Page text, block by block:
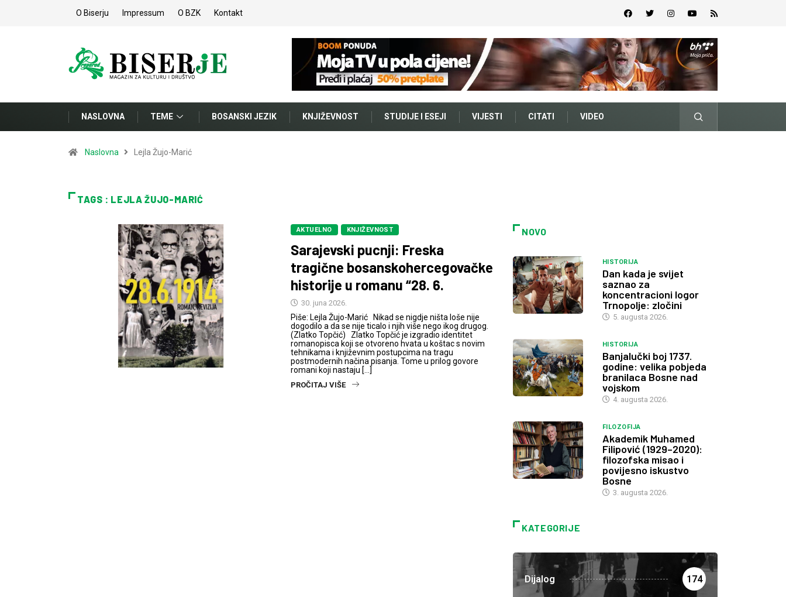
O Biserju Impressum O BZK Kontakt
NASLOVNA TEME BOSANSKI JEZIK KNJIŽEVNOST STUDIJE I ESEJI VIJESTI CITATI VIDEO
Naslovna Lejla Žujo-Marić
TAGS : LEJLA ŽUJO-MARIĆ
AKTUELNO KNJIŽEVNOST
Sarajevski pucnji: Freska
tragične bosanskohercegovačke
historije u romanu “28. 6.
30. juna 2026.
Piše: Lejla Žujo-Marić Nikad se nigdje ništa loše nije
dogodilo a da se nije ticalo i njih više nego ikog drugog.
(Zlatko Topčić) Zlatko Topčić je izgradio identitet
romanopisca koji se otvoreno hvata u koštac s novim
tehnikama i književnim postupcima na tragu
postmodernih načina pisanja. Tome u prilog govore
romani koji nastaju […]
PROČITAJ VIŠE
NOVO
HISTORIJA
Dan kada je svijet
saznao za
koncentracioni logor
Trnopolje: zločini
5. augusta 2026.
HISTORIJA
Banjalučki boj 1737.
godine: velika pobjeda
branilaca Bosne nad
vojskom
4. augusta 2026.
FILOZOFIJA
Akademik Muhamed
Filipović (1929–2020):
filozofska misao i
povijesno iskustvo
Bosne
3. augusta 2026.
KATEGORIJE
Dijalog 174